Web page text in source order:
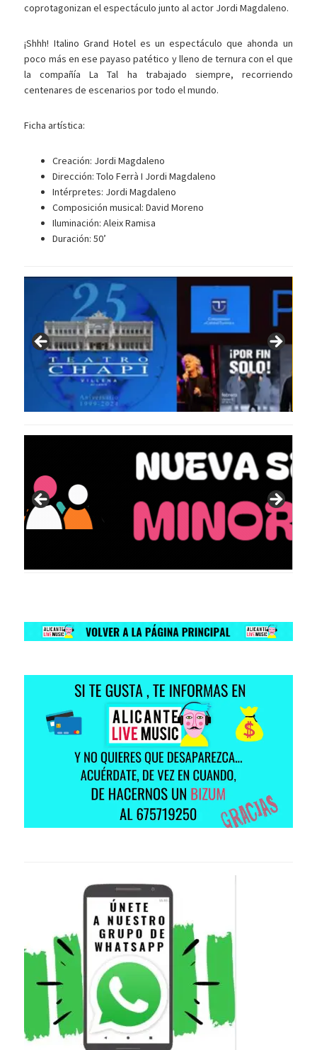
coprotagonizan el espectáculo junto al actor Jordi Magdaleno.
¡Shhh! Italino Grand Hotel es un espectáculo que ahonda un
poco más en ese payaso patético y lleno de ternura con el que
la compañía La Tal ha trabajado siempre, recorriendo
centenares de escenarios por todo el mundo.
Ficha artística:
Creación: Jordi Magdaleno
Dirección: Tolo Ferrà I Jordi Magdaleno
Intérpretes: Jordi Magdaleno
Composición musical: David Moreno
Iluminación: Aleix Ramisa
Duración: 50’